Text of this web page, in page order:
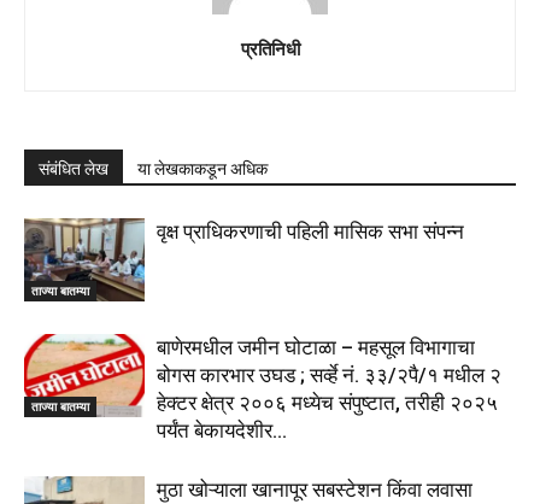
प्रतिनिधी
संबंधित लेख या लेखकाकडून अधिक
ताज्या बातम्या
वृक्ष प्राधिकरणाची पहिली मासिक सभा संपन्न
ताज्या बातम्या
बाणेरमधील जमीन घोटाळा – महसूल विभागाचा
बोगस कारभार उघड ; सर्व्हे नं. ३३/२पै/१ मधील २
हेक्टर क्षेत्र २००६ मध्येच संपुष्टात, तरीही २०२५
पर्यंत बेकायदेशीर...
मुठा खोऱ्याला खानापूर सबस्टेशन किंवा लवासा